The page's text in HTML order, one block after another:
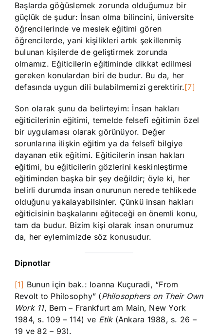
Başlarda göğüslemek zorunda olduğumuz bir
güçlük de şudur: İnsan olma bilincini, üniversite
öğrencilerinde ve meslek eğitimi gören
öğrencilerde, yani kişilikleri artık şekillenmiş
bulunan kişilerde de geliştirmek zorunda
olmamız. Eğiticilerin eğitiminde dikkat edilmesi
gereken konulardan biri de budur. Bu da, her
defasında uygun dili bulabilmemizi gerektirir.[7]
Son olarak şunu da belirteyim: İnsan hakları
eğiticilerinin eğitimi, temelde felsefî eğitimin özel
bir uygulaması olarak görünüyor. Değer
sorunlarına ilişkin eğitim ya da felsefî bilgiye
dayanan etik eğitimi. Eğiticilerin insan hakları
eğitimi, bu eğiticilerin gözlerini keskinleştirme
eğitiminden başka bir şey değildir; öyle ki, her
belirli durumda insan onurunun nerede tehlikede
olduğunu yakalayabilsinler. Çünkü insan hakları
eğiticisinin başkalarını eğiteceği en önemli konu,
tam da budur. Bizim kişi olarak insan onurumuz
da, her eylemimizde söz konusudur.
Dipnotlar
[1] Bunun için bak.: Ioanna Kuçuradi, “From
Revolt to Philosophy” (Philosophers on Their Own
Work 11, Bern – Frankfurt am Main, New York
1984, s. 109 – 114) ve Etik(Ankara 1988, s. 26 –
19 ve 82 – 93).